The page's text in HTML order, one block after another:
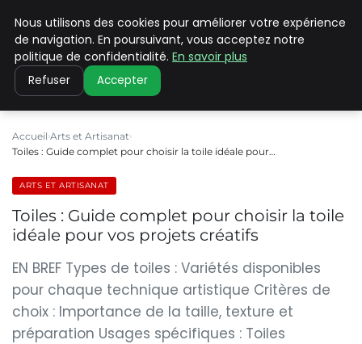
PILAT PATRIMOINES
Accueil Arts et Artisanat
Toiles : Guide complet pour choisir la toile idéale pour…
ARTS ET ARTISANAT
Toiles : Guide complet pour choisir la toile
idéale pour vos projets créatifs
EN BREF Types de toiles : Variétés disponibles
pour chaque technique artistique Critères de
choix : Importance de la taille, texture et
préparation Usages spécifiques : Toiles
Nous utilisons des cookies pour améliorer votre expérience
de navigation. En poursuivant, vous acceptez notre
politique de confidentialité. En savoir plus
Refuser Accepter